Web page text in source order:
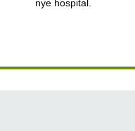
nye hospital.